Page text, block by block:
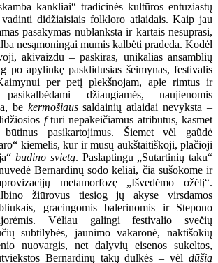
kankliai“ tradicinės kultūros entuziastų
vadinti didžiaisiais folkloro atlaidais. Kaip jau
pasakymas nublanksta ir kartais nesuprasi,
nesąmoningai mumis kalbėti pradeda. Kodėl
akivaizdu – paskiras, unikalias ansamblių
po apylinkę pasklidusias šeimynas, festivalis
per petį plekšnojam, apie rimtus ir
džiaugiamės, naujienomis
be kermošiaussaldainių atlaidai nevyksta –
fturi nepakeičiamus atributus, kasmet
būtinus pasikartojimus. Šiemet vėl gaũdė
kiemelis, kur ir mūsų aukštaitiškoji, plačioji
budino svietą. Paslaptingu „Sutartinių taku“
Bernardinų sodo keliai, čia sušokome ir
metamorfozę „Išvedėmo ožėlį“.
žiūrovus tiesiog jų akyse virsdamos
gracingomis balerinomis ir Stepono
Vėliau galingi festivalio svečių
subtilybės, jaunimo vakaronė, naktišokių
nuovargis, net dalyvių eisenos sukeltos,
Bernardinų takų dulkės – vėl dūšią